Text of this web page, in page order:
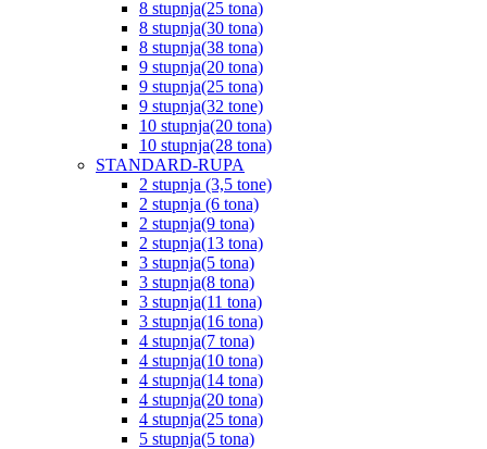
8 stupnja(25 tona)
8 stupnja(30 tona)
8 stupnja(38 tona)
9 stupnja(20 tona)
9 stupnja(25 tona)
9 stupnja(32 tone)
10 stupnja(20 tona)
10 stupnja(28 tona)
STANDARD-RUPA
2 stupnja (3,5 tone)
2 stupnja (6 tona)
2 stupnja(9 tona)
2 stupnja(13 tona)
3 stupnja(5 tona)
3 stupnja(8 tona)
3 stupnja(11 tona)
3 stupnja(16 tona)
4 stupnja(7 tona)
4 stupnja(10 tona)
4 stupnja(14 tona)
4 stupnja(20 tona)
4 stupnja(25 tona)
5 stupnja(5 tona)